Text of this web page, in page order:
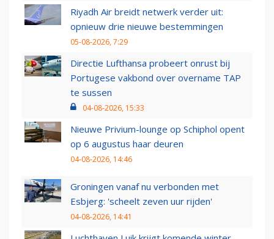
Riyadh Air breidt netwerk verder uit:
opnieuw drie nieuwe bestemmingen
05-08-2026, 7:29
Directie Lufthansa probeert onrust bij
Portugese vakbond over overname TAP
te sussen
04-08-2026, 15:33
Nieuwe Privium-lounge op Schiphol opent
op 6 augustus haar deuren
04-08-2026, 14:46
Groningen vanaf nu verbonden met
Esbjerg: 'scheelt zeven uur rijden'
04-08-2026, 14:41